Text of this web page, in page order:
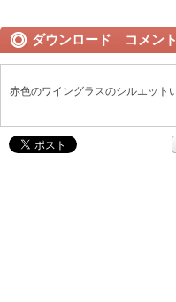
ダウンロード コメント
赤色のワイングラスのシルエット